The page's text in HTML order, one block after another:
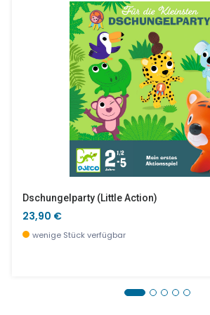
Dschungelparty (little Action)
23,90 €
wenige Stück verfügbar